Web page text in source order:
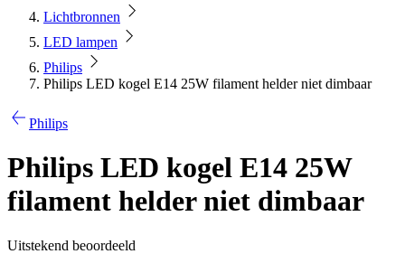
Lichtbronnen
LED lampen
Philips
Philips LED kogel E14 25W filament helder niet dimbaar
Philips
Philips LED kogel E14 25W
filament helder niet dimbaar
Uitstekend beoordeeld